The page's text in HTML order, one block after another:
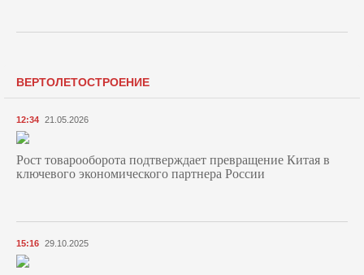
ВЕРТОЛЕТОСТРОЕНИЕ
12:34 21.05.2026
Рост товарооборота подтверждает превращение Китая в
ключевого экономического партнера России
15:16 29.10.2025